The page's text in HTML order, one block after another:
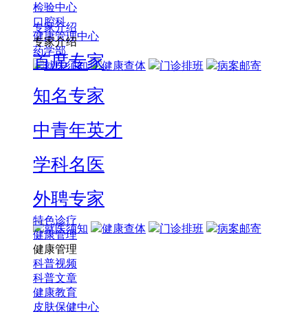
检验中心
口腔科
健康管理中心
药学部
就医须知
健康查体 门诊排班 病案邮寄
专家介绍
专家介绍
首席专家
知名专家
中青年英才
学科名医
外聘专家
就医须知 健康查体 门诊排班 病案邮寄
特色诊疗
健康管理
健康管理
科普视频
科普文章
健康教育
皮肤保健中心